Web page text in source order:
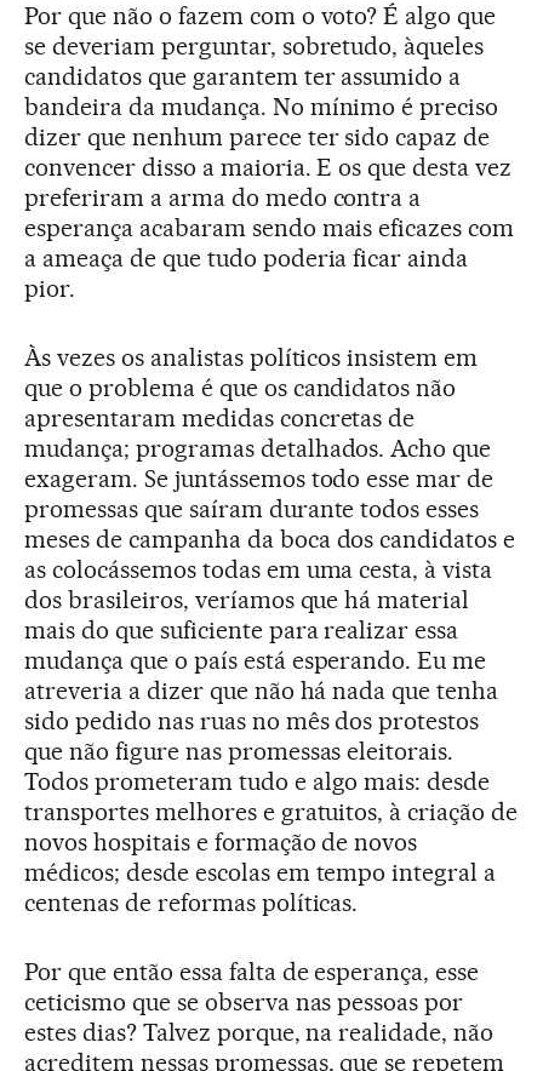
Por que não o fazem com o voto? É algo que
se deveriam perguntar, sobretudo, àqueles
candidatos que garantem ter assumido a
bandeira da mudança. No mínimo é preciso
dizer que nenhum parece ter sido capaz de
convencer disso a maioria. E os que desta vez
preferiram a arma do medo contra a
esperança acabaram sendo mais eficazes com
a ameaça de que tudo poderia ficar ainda
pior.
Às vezes os analistas políticos insistem em
que o problema é que os candidatos não
apresentaram medidas concretas de
mudança; programas detalhados. Acho que
exageram. Se juntássemos todo esse mar de
promessas que saíram durante todos esses
meses de campanha da boca dos candidatos e
as colocássemos todas em uma cesta, à vista
dos brasileiros, veríamos que há material
mais do que suficiente para realizar essa
mudança que o país está esperando. Eu me
atreveria a dizer que não há nada que tenha
sido pedido nas ruas no mês dos protestos
que não figure nas promessas eleitorais.
Todos prometeram tudo e algo mais: desde
transportes melhores e gratuitos, à criação de
novos hospitais e formação de novos
médicos; desde escolas em tempo integral a
centenas de reformas políticas.
Por que então essa falta de esperança, esse
ceticismo que se observa nas pessoas por
estes dias? Talvez porque, na realidade, não
acreditem nessas promessas, que se repetem